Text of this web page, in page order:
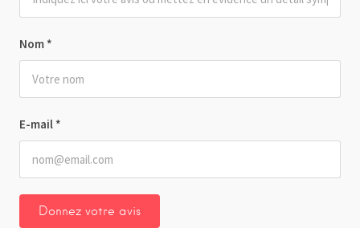
Nom *
E-mail *